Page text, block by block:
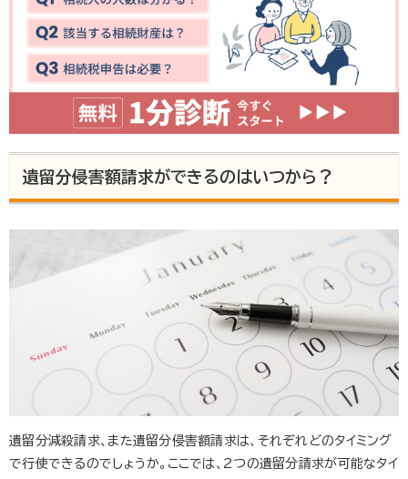
遺留分侵害額請求ができるのはいつから？
遺留分減殺請求、また遺留分侵害額請求は、それぞれどのタイミング
で行使できるのでしょうか。ここでは、2つの遺留分請求が可能なタイ